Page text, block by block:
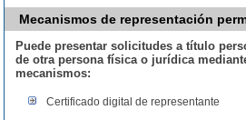
Mecanismos de representación
Puede presentar solicitudes a título
de otra persona física o jurídica
mecanismos:
Certificado digital de representante